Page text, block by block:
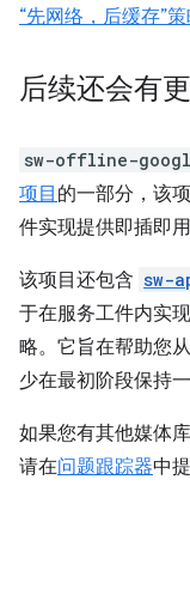
“先网络，后缓存”
后续还会有
sw-offline-
项目 的一部分，该
件实现提供即插即
该项目还包含 sw-
于在服务工件内实
略。它旨在帮助您
少在最初阶段保持
如果您有其他媒体
请在问题跟踪器中